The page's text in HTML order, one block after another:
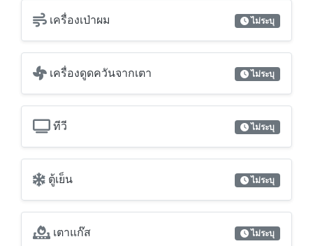
เครื่องเป่าผม ไม่ระบุ
เครื่องดูดควันจากเตา ไม่ระบุ
ทีวี ไม่ระบุ
ตู้เย็น ไม่ระบุ
เตาแก๊ส ไม่ระบุ